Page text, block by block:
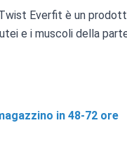
Everfit è un
e i muscoli della
in 48-72 ore